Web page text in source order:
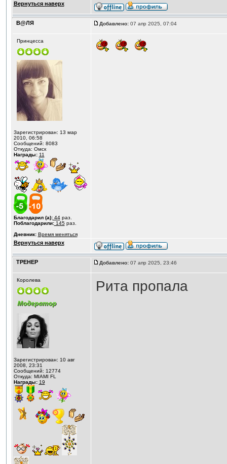
Вернуться наверх
В@ЛЯ Добавлено:07 апр 2025, 07:04
Принцесса
Зарегистрирован: 13 мар
2010, 06:58
Сообщений: 8083
Откуда: Омск
Награды: 11
Благодарил (а):44раз.
Поблагодарили:145раз.
Дневник: Время меняться
Вернуться наверх
ТРЕНЕР Добавлено:07 апр 2025, 23:46
Королева
Зарегистрирован: 10 авг
2008, 23:31
Сообщений: 12774
Откуда: MIAMI FL
Награды: 19
Рита пропала